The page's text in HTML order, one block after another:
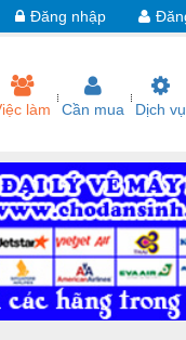
Đăng nhập
làm Cần mua Dịch vụ